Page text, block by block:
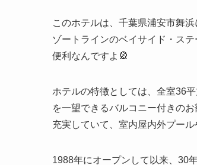
このホテルは、千葉県浦安市舞
ゾートラインのベイサイド・ス
便利なんですよ🎡
ホテルの特徴としては、全室36
を一望できるバルコニー付きの
充実していて、室内屋内外プー
1988年にオープンして以来、30